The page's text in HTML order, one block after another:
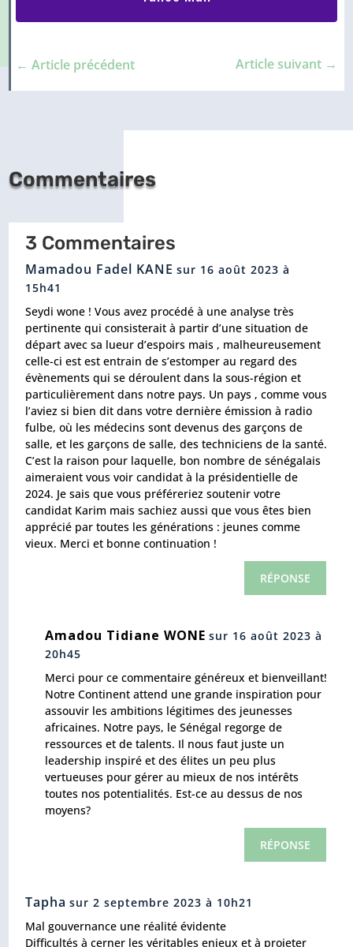
←Article précédent Article suivant→
Commentaires
3 Commentaires
Mamadou Fadel KANE sur 16 août 2023 à
15h41
Seydi wone ! Vous avez procédé à une analyse très
pertinente qui consisterait à partir d’une situation de
départ avec sa lueur d’espoirs mais , malheureusement
celle-ci est est entrain de s’estomper au regard des
évènements qui se déroulent dans la sous-région et
particulièrement dans notre pays. Un pays , comme vous
l’aviez si bien dit dans votre dernière émission à radio
fulbe, où les médecins sont devenus des garçons de
salle, et les garçons de salle, des techniciens de la santé.
C’est la raison pour laquelle, bon nombre de sénégalais
aimeraient vous voir candidat à la présidentielle de
2024. Je sais que vous préféreriez soutenir votre
candidat Karim mais sachiez aussi que vous êtes bien
apprécié par toutes les générations : jeunes comme
vieux. Merci et bonne continuation !
RÉPONSE
Amadou Tidiane WONE sur 16 août 2023 à
20h45
Merci pour ce commentaire généreux et bienveillant!
Notre Continent attend une grande inspiration pour
assouvir les ambitions légitimes des jeunesses
africaines. Notre pays, le Sénégal regorge de
ressources et de talents. Il nous faut juste un
leadership inspiré et des élites un peu plus
vertueuses pour gérer au mieux de nos intérêts
toutes nos potentialités. Est-ce au dessus de nos
moyens?
RÉPONSE
Tapha sur 2 septembre 2023 à 10h21
Mal gouvernance une réalité évidente
Difficultés à cerner les véritables enjeux et à projeter